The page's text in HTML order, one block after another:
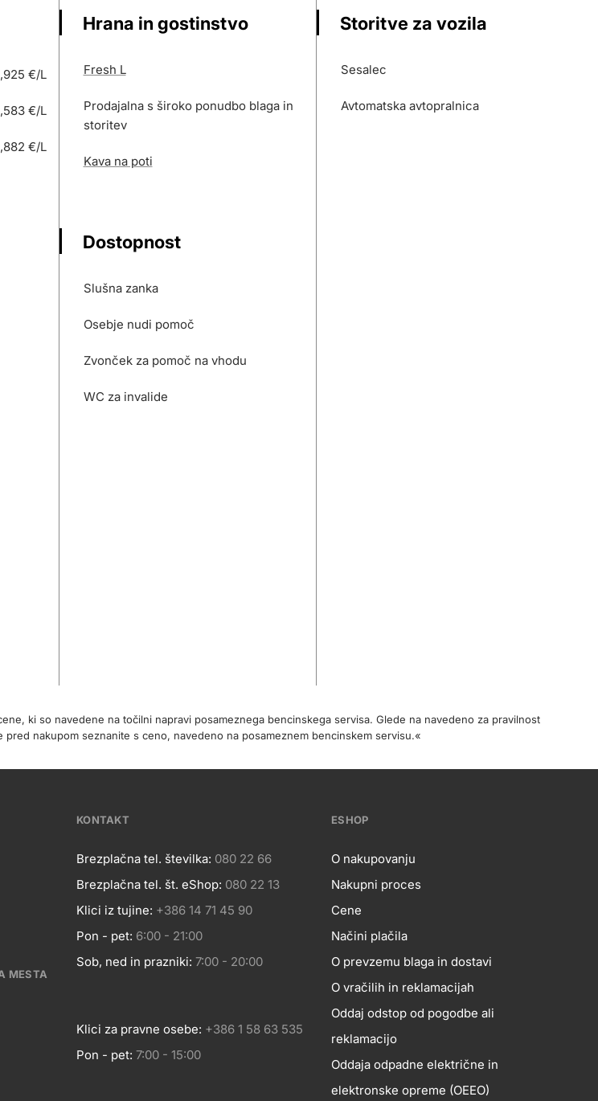
€/L
€/L
€/L
Hrana in gostinstvo
Fresh L
Prodajalna s široko ponudbo blaga in
storitev
Kava na poti
Storitve za vozila
Sesalec
Avtomatska avtopralnica
Dostopnost
Slušna zanka
Osebje nudi pomoč
Zvonček za pomoč na vhodu
WC za invalide
ki so navedene na točilni napravi posameznega bencinskega servisa. Glede na navedeno za pravilnost
nakupom seznanite s ceno, navedeno na posameznem bencinskem servisu.«
MESTA
KONTAKT
Kontakt
Brezplačna tel. številka: 080 22 66
Brezplačna tel. št. eShop: 080 22 13
Klici iz tujine: +386 14 71 45 90
Pon - pet: 6:00 - 21:00
Sob, ned in prazniki: 7:00 - 20:00
Klici za pravne osebe: +386 1 58 63 535
Pon - pet: 7:00 - 15:00
ESHOP
eshop
O nakupovanju
Nakupni proces
Cene
Načini plačila
O prevzemu blaga in dostavi
O vračilih in reklamacijah
Oddaj odstop od pogodbe ali
reklamacijo
Oddaja odpadne električne in
elektronske opreme (OEEO)